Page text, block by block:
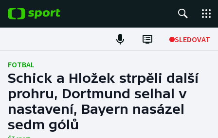
SLEDOVAT
Fotbal
Hokej
Tenis
Atletika
FOTBAL
Schick a Hložek strpěli další
prohru, Dortmund selhal v
nastavení, Bayern nasázel
sedm gólů